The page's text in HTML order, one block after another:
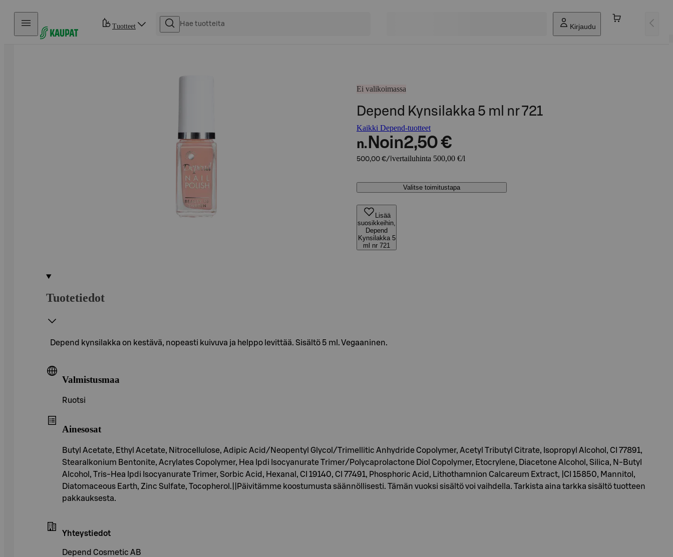
Hyppää sisältöön
Tuotteet Kirjaudu
Ei valikoimassa
Depend Kynsilakka 5 ml nr 721
Kaikki Depend-tuotteet
n. Noin2,50 €
500,00 €/l vertailuhinta 500,00 €/l
Valitse toimitustapa
Lisää
suosikkeihin,
Depend
Kynsilakka 5
ml nr 721
Tuotetiedot
Depend kynsilakka on kestävä, nopeasti kuivuva ja helppo levittää. Sisältö 5 ml. Vegaaninen.
Valmistusmaa
Ruotsi
Ainesosat
Butyl Acetate, Ethyl Acetate, Nitrocellulose, Adipic Acid/Neopentyl Glycol/Trimellitic Anhydride Copolymer, Acetyl Tributyl Citrate, Isopropyl Alcohol, CI 77891,
Stearalkonium Bentonite, Acrylates Copolymer, Hea Ipdi Isocyanurate Trimer/Polycaprolactone Diol Copolymer, Etocrylene, Diacetone Alcohol, Silica, N-Butyl
Alcohol, Tris-Hea Ipdi Isocyanurate Trimer, Sorbic Acid, Hexanal, CI 19140, CI 77491, Phosphoric Acid, Lithothamnion Calcareum Extract, |CI 15850, Mannitol,
Diatomaceous Earth, Zinc Sulfate, Tocopherol.||Päivitämme koostumusta säännöllisesti. Tämän vuoksi sisältö voi vaihdella. Tarkista aina tarkka sisältö tuotteen
pakkauksesta.
Yhteystiedot
Depend Cosmetic AB